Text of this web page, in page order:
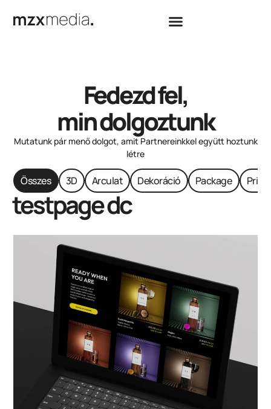
Fedezd fel,
min dolgoztunk
Mutatunk pár menő dolgot, amit Partnereinkkel együtt hoztunk
létre
3D Arculat Dekoráció Package Print
Összes
testpage dc